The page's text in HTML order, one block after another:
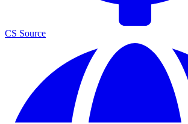
CS Source